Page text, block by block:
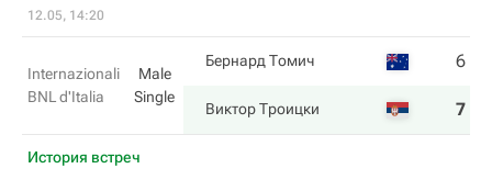
12.05, 14:20
Internazionali
BNL d'Italia
Male
Single
Бернард Томич 6
Виктор Троицки 7
История встреч